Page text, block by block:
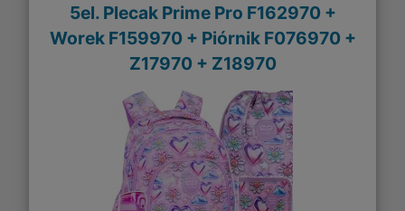
5el. Plecak Prime Pro F162970 +
Worek F159970 + Piórnik F076970 +
Z17970 + Z18970